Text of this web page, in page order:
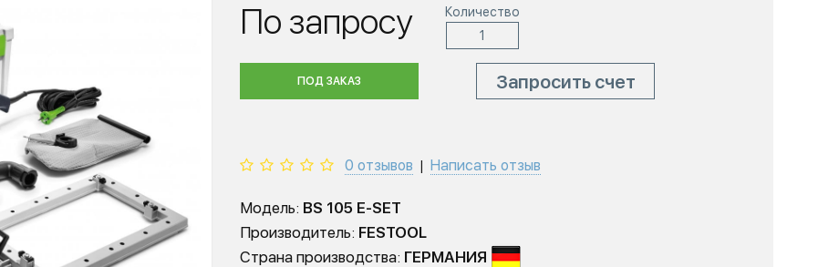
По запросу Количество
ПОД ЗАКАЗ Запросить счет
0 отзывов Написать отзыв
Модель: BS 105 E-SET
Производитель: FESTOOL
Страна производства: ГЕРМАНИЯ